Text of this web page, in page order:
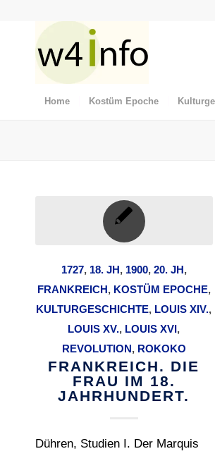
Home Kostüm Epoche
1727, 18. JH, 1900, 20. JH,
FRANKREICH, KOSTÜM EPOCHE,
KULTURGESCHICHTE, LOUIS XIV.,
LOUIS XV., LOUIS XVI,
REVOLUTION, ROKOKO
FRANKREICH. DIE
FRAU IM 18.
JAHRHUNDERT.
Dühren, Studien I. Der Marquis